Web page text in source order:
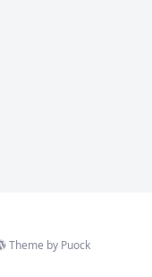
Theme by Puock